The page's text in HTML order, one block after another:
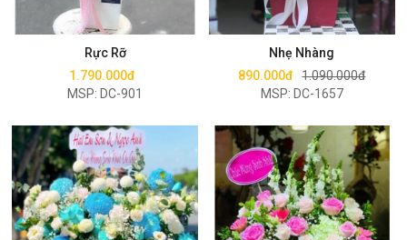
Rực Rỡ
1.790.000đ
MSP: DC-901
Mua ngay
Nhẹ Nhàng
890.000đ 1.090.000đ
MSP: DC-1657
Mua ngay